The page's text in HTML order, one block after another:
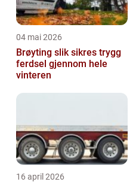
04 mai 2026
Brøyting slik sikres trygg
ferdsel gjennom hele
vinteren
16 april 2026